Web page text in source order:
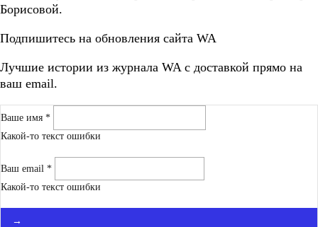
Борисовой.
Подпишитесь на обновления сайта WA
Лучшие истории из журнала WA c доставкой прямо на
ваш email.
Ваше имя *
Какой-то текст ошибки
Ваш email *
Какой-то текст ошибки
→